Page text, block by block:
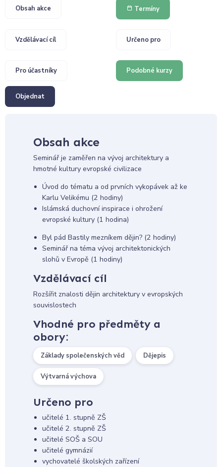
Obsah akce Termíny
Vzdělávací cíl Určeno pro
Pro účastníky Podobné kurzy
Objednat
Obsah akce
Seminář je zaměřen na vývoj architektury a
hmotné kultury evropské civilizace
Úvod do tématu a od prvních vykopávek až ke
Karlu Velikému (2 hodiny)
Islámská duchovní inspirace i ohrožení
evropské kultury (1 hodina)
Byl pád Bastily mezníkem dějin? (2 hodiny)
Seminář na téma vývoj architektonických
slohů v Evropě (1 hodiny)
Vzdělávací cíl
Rozšířit znalosti dějin architektury v evropských
souvislostech
Vhodné pro předměty a
obory:
Základy společenských věd Dějepis
Výtvarná výchova
Určeno pro
učitelé 1. stupně ZŠ
učitelé 2. stupně ZŠ
učitelé SOŠ a SOU
učitelé gymnázií
vychovatelé školských zařízení